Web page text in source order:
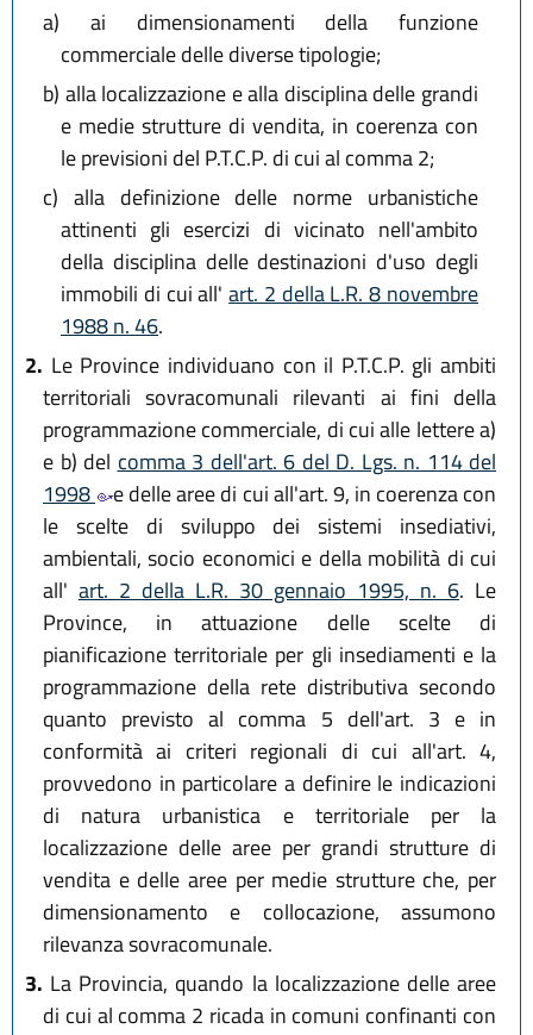
a) ai dimensionamenti della funzione
commerciale delle diverse tipologie;
b) alla localizzazione e alla disciplina delle grandi
e medie strutture di vendita, in coerenza con
le previsioni del P.T.C.P. di cui al comma 2;
c) alla definizione delle norme urbanistiche
attinenti gli esercizi di vicinato nell'ambito
della disciplina delle destinazioni d'uso degli
immobili di cui all'art. 2 della L.R. 8 novembre
1988 n. 46.
2. Le Province individuano con il P.T.C.P. gli ambiti
territoriali sovracomunali rilevanti ai fini della
programmazione commerciale, di cui alle lettere a)
e b) del comma 3 dell'art. 6 del D. Lgs. n. 114 del
1998
e delle aree di cui all'art. 9, in coerenza con
le scelte di sviluppo dei sistemi insediativi,
ambientali, socio economici e della mobilità di cui
all' art. 2 della L.R. 30 gennaio 1995, n. 6. Le
Province, in attuazione delle scelte di
pianificazione territoriale per gli insediamenti e la
programmazione della rete distributiva secondo
quanto previsto al comma 5 dell'art. 3 e in
conformità ai criteri regionali di cui all'art. 4,
provvedono in particolare a definire le indicazioni
di natura urbanistica e territoriale per la
localizzazione delle aree per grandi strutture di
vendita e delle aree per medie strutture che, per
dimensionamento e collocazione, assumono
rilevanza sovracomunale.
3. La Provincia, quando la localizzazione delle aree
di cui al comma 2 ricada in comuni confinanti con